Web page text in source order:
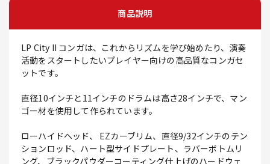
商品説明
LP City II コンガは、これからリズムを学び始めたり、演奏
活動をスタートしたいプレイヤー向けの高品質なコンガセ
ットです。
直径10インチと11インチのドラムは高さ28インチで、マン
ゴー材を使用して作られています。
ローハイドヘッド、 EZカーブリム、直径9/32インチのテン
ションロッド、ハート型サイドプレート、ラバーボトムリ
ング、ブラックパウダーコーティング仕上げのハードウェ